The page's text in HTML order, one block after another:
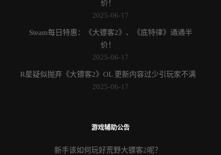
价！
2025-06-17
Steam每日特惠：《大镖客2》、《底特律》通通半
价！
2025-06-17
R星疑似抛弃《大镖客2》OL 更新内容过少引玩家不满
2025-06-17
游戏辅助公告
新手该如何玩好荒野大镖客2呢？